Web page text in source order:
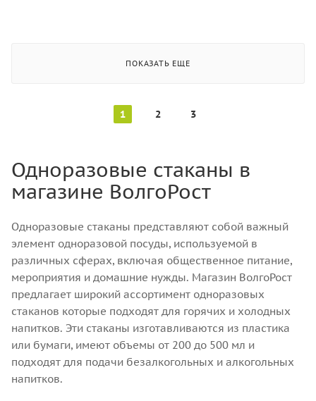
ПОКАЗАТЬ ЕЩЕ
1 2 3
Одноразовые стаканы в
магазине ВолгоРост
Одноразовые стаканы представляют собой важный
элемент одноразовой посуды, используемой в
различных сферах, включая общественное питание,
мероприятия и домашние нужды. Магазин ВолгоРост
предлагает широкий ассортимент одноразовых
стаканов которые подходят для горячих и холодных
напитков. Эти стаканы изготавливаются из пластика
или бумаги, имеют объемы от 200 до 500 мл и
подходят для подачи безалкогольных и алкогольных
напитков.